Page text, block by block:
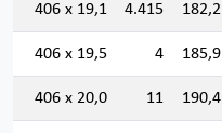
406 x 19,1 4.415 182,2
406 x 19,5 4 185,9
406 x 20,0 11 190,4